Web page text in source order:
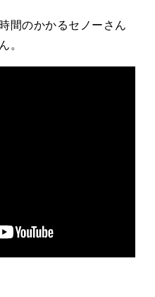
ぷかぷか日記
間のかかるセノーさん
。